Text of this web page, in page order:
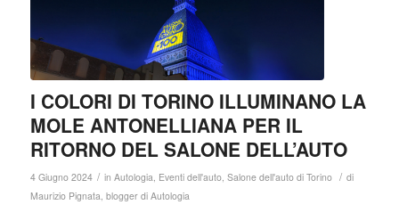
I COLORI DI TORINO ILLUMINANO LA
MOLE ANTONELLIANA PER IL
RITORNO DEL SALONE DELL’AUTO
4 Giugno 2024 / in Autologia Eventi dell'auto, Salone dell'auto di Torino / di
Maurizio Pignata, blogger di Autologia